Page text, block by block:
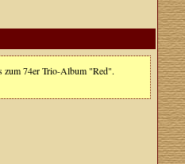
zum 74er Trio-Album "Red".